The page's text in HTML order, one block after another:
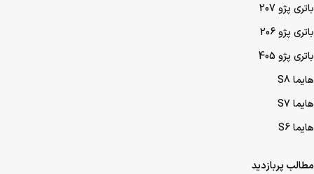
باتری پژو 207
باتری پژو 206
باتری پژو 405
هایما S8
هایما S7
هایما S6
مطالب پربازدید